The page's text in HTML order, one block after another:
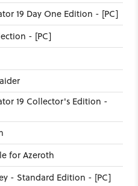
19 Day One Edition - [PC]
- [PC]
19 Collector's Edition -
for Azeroth
- Standard Edition - [PC]